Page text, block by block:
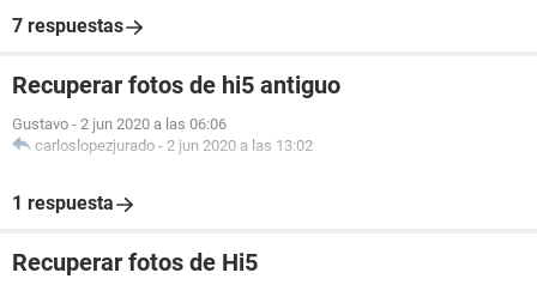
7 respuestas
Recuperar fotos de hi5 antiguo
Gustavo - 2 jun 2020 a las 06:06
carloslopezjurado - 2 jun 2020 a las 13:02
1 respuesta
Recuperar fotos de Hi5